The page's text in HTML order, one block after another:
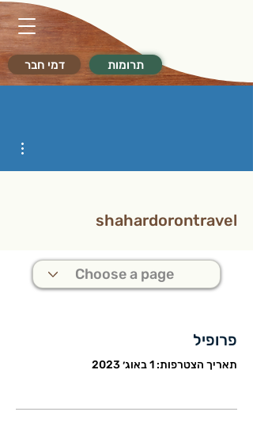
דמי חבר תרומות
shahardorontravel
פרופיל
תאריך הצטרפות: 1 באוג׳ 2023